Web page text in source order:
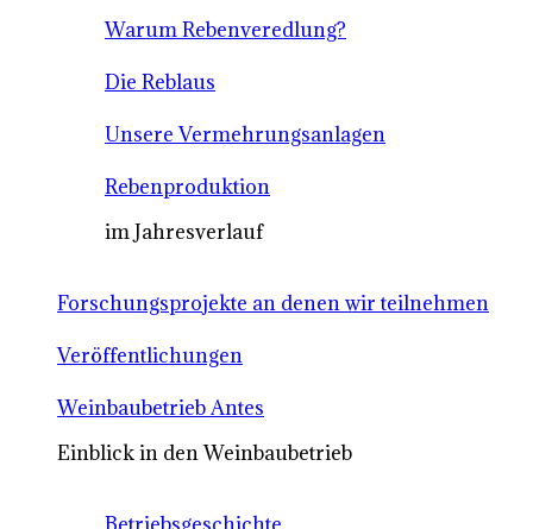
Warum Rebenveredlung?
Die Reblaus
Unsere Vermehrungsanlagen
Rebenproduktion
im Jahresverlauf
Forschungsprojekte an denen wir teilnehmen
Veröffentlichungen
Weinbaubetrieb Antes
Einblick in den Weinbaubetrieb